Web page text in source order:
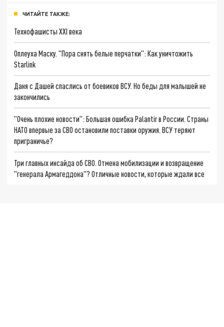
ЧИТАЙТЕ ТАКЖЕ:
Технофашисты XXI века
Оплеуха Маску. "Пора снять белые перчатки": Как уничтожить
Starlink
Даня с Дашей спаслись от боевиков ВСУ. Но беды для малышей не
закончились
"Очень плохие новости": Большая ошибка Palantir в России. Страны
НАТО впервые за СВО остановили поставки оружия. ВСУ теряют
приграничье?
Три главных инсайда об СВО. Отмена мобилизации и возвращение
"генерала Армагеддона"? Отличные новости, которые ждали все